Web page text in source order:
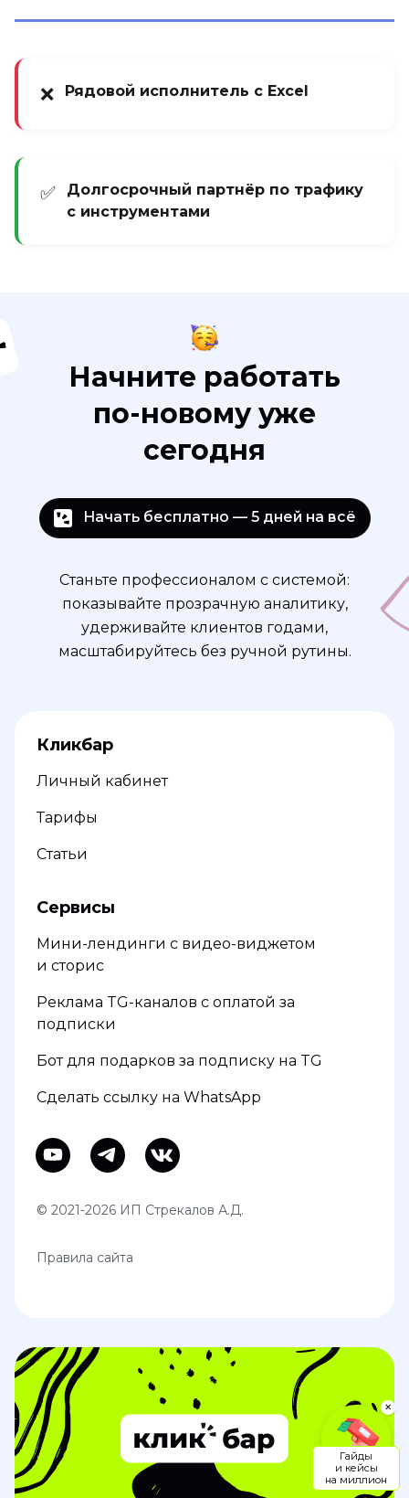
❌ Рядовой исполнитель с Excel
✅
Долгосрочный партнёр по трафику
с инструментами
Начните работать
по-новому уже
сегодня
Начать бесплатно — 5 дней на всё
Станьте профессионалом с системой:
показывайте прозрачную аналитику,
удерживайте клиентов годами,
масштабируйтесь без ручной рутины.
Кликбар
Личный кабинет
Тарифы
Статьи
Сервисы
Мини-лендинги с видео-виджетом
и сторис
Реклама TG-каналов с оплатой за
подписки
Бот для подарков за подписку на TG
Сделать ссылку на WhatsApp
© 2021-2026 ИП Стрекалов А.Д.
Правила сайта
✕
Гайды
и кейсы
на миллион